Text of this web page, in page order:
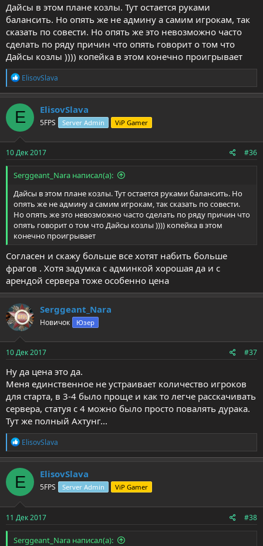
Дайсы в этом плане козлы. Тут остается руками
балансить. Но опять же не админу а самим игрокам, так
сказать по совести. Но опять же это невозможно часто
сделать по ряду причин что опять говорит о том что
Дайсы козлы )))) копейка в этом конечно проигрывает
Р
е
а
к
ц
и
и
:
ElisovSlava
E ElisovSlava
5FPS Server Admin ViP Gamer
10 Дек 2017 #36
Serggeant_Nara написал(а):
Дайсы в этом плане козлы. Тут остается руками балансить. Но
опять же не админу а самим игрокам, так сказать по совести.
Но опять же это невозможно часто сделать по ряду причин что
опять говорит о том что Дайсы козлы )))) копейка в этом
конечно проигрывает
Согласен и скажу больше все хотят набить больше
фрагов . Хотя задумка с админкой хорошая да и с
арендой сервера тоже особенно цена
Serggeant_Nara
Новичок Юзер
10 Дек 2017 #37
Ну да цена это да.
Меня единственное не устраивает количество игроков
для старта, в 3-4 было проще и как то легче расскачивать
сервера, статуя с 4 можно было просто повалять дурака.
Тут же полный Ахтунг...
Р
е
а
к
ц
и
и
:
ElisovSlava
E ElisovSlava
5FPS Server Admin ViP Gamer
11 Дек 2017 #38
Serggeant_Nara написал(а):